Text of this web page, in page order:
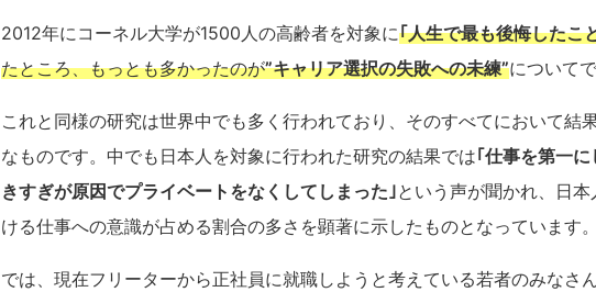
2012年にコーネル大学が1500人の高齢者を対象に｢人生で最も後悔したこ
たところ、もっとも多かったのが”キャリア選択の失敗への未練”について
これと同様の研究は世界中でも多く行われており、そのすべてにおいて結
なものです。中でも日本人を対象に行われた研究の結果では｢仕事を第一
きすぎが原因でプライベートをなくしてしまった｣という声が聞かれ、日
ける仕事への意識が占める割合の多さを顕著に示したものとなっています
では、現在フリーターから正社員に就職しようと考えている若者のみなさ